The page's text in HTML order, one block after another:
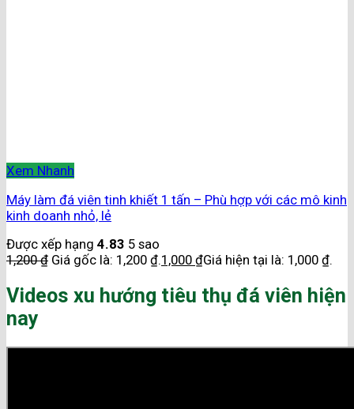
Xem Nhanh
Máy làm đá viên tinh khiết 1 tấn – Phù hợp với các mô kinh
kinh doanh nhỏ, lẻ
Được xếp hạng 4.83 5 sao
1,200₫ Giá gốc là: 1,200 ₫.1,000 ₫Giá hiện tại là: 1,000 ₫.
Videos xu hướng tiêu thụ đá viên hiện
nay